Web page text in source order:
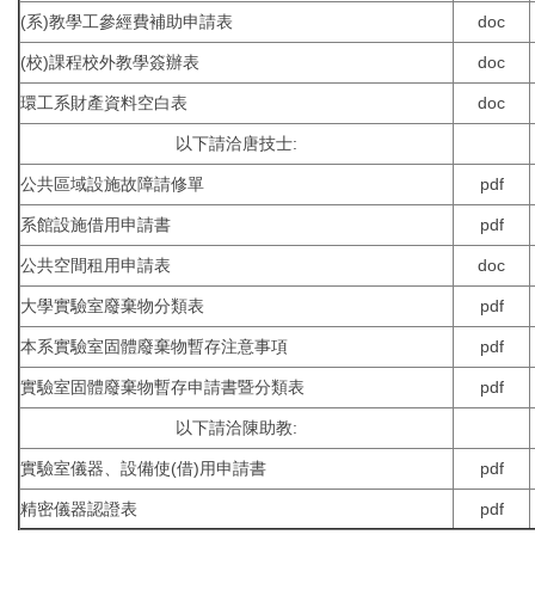
(系)教學工參經費補助申請表 doc
(校)課程校外教學簽辦表 doc
環工系財產資料空白表 doc
以下請洽唐技士:
公共區域設施故障請修單 pdf
系館設施借用申請書 pdf
公共空間租用申請表 doc
大學實驗室廢棄物分類表 pdf
本系實驗室固體廢棄物暫存注意事項 pdf
實驗室固體廢棄物暫存申請書暨分類表 pdf
以下請洽陳助教:
實驗室儀器、設備使(借)用申請書 pdf
精密儀器認證表 pdf